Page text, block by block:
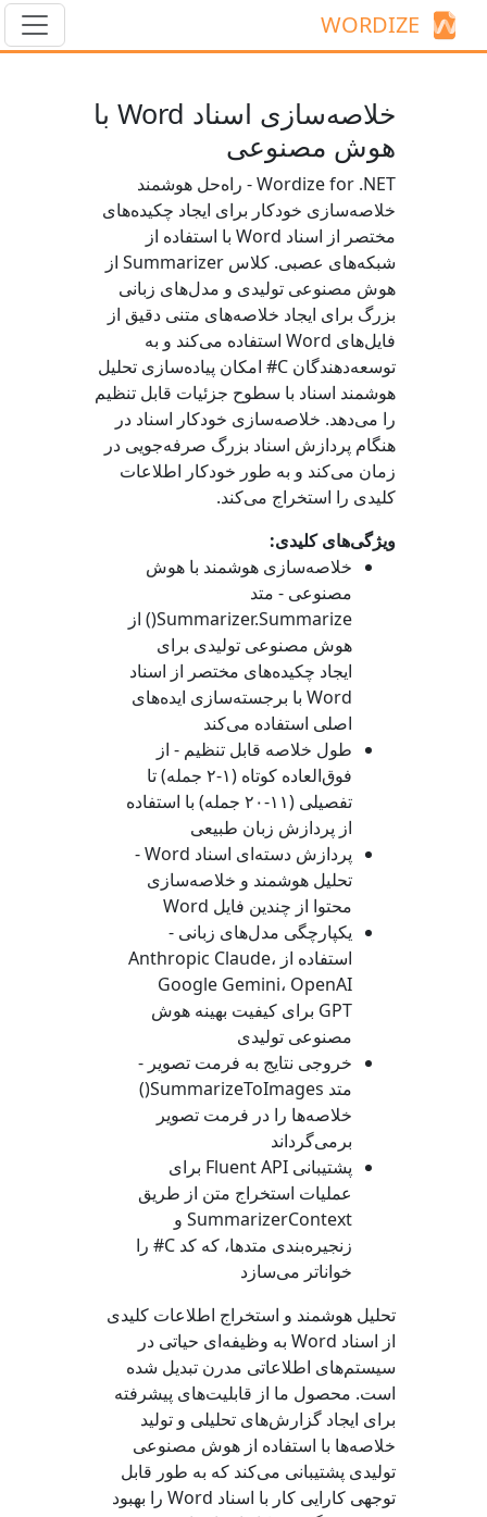
WORDIZE
خلاصه‌سازی اسناد Word با
هوش مصنوعی
Wordize for .NET - راه‌حل هوشمند
خلاصه‌سازی خودکار برای ایجاد چکیده‌های
مختصر از اسناد Word با استفاده از
شبکه‌های عصبی. کلاس Summarizer از
هوش مصنوعی تولیدی و مدل‌های زبانی
بزرگ برای ایجاد خلاصه‌های متنی دقیق از
فایل‌های Word استفاده می‌کند و به
توسعه‌دهندگان C# امکان پیاده‌سازی تحلیل
هوشمند اسناد با سطوح جزئیات قابل تنظیم
را می‌دهد. خلاصه‌سازی خودکار اسناد در
هنگام پردازش اسناد بزرگ صرفه‌جویی در
زمان می‌کند و به طور خودکار اطلاعات
کلیدی را استخراج می‌کند.
ویژگی‌های کلیدی:
خلاصه‌سازی هوشمند با هوش
مصنوعی - متد
Summarizer.Summarize()
از
هوش مصنوعی تولیدی برای
ایجاد چکیده‌های مختصر از اسناد
Word با برجسته‌سازی ایده‌های
اصلی استفاده می‌کند
طول خلاصه قابل تنظیم - از
فوق‌العاده کوتاه (۱-۲ جمله) تا
تفصیلی (۱۱-۲۰ جمله) با استفاده
از پردازش زبان طبیعی
پردازش دسته‌ای اسناد Word -
تحلیل هوشمند و خلاصه‌سازی
محتوا از چندین فایل Word
یکپارچگی مدل‌های زبانی -
استفاده از Anthropic Claude،
Google Gemini، OpenAI
GPT برای کیفیت بهینه هوش
مصنوعی تولیدی
خروجی نتایج به فرمت تصویر -
متد SummarizeToImages()
خلاصه‌ها را در فرمت تصویر
برمی‌گرداند
پشتیبانی Fluent API برای
عملیات استخراج متن از طریق
SummarizerContext و
زنجیره‌بندی متدها، که کد C# را
خوانا‌تر می‌سازد
تحلیل هوشمند و استخراج اطلاعات کلیدی
از اسناد Word به وظیفه‌ای حیاتی در
سیستم‌های اطلاعاتی مدرن تبدیل شده
است. محصول ما از قابلیت‌های پیشرفته
برای ایجاد گزارش‌های تحلیلی و تولید
خلاصه‌ها با استفاده از هوش مصنوعی
تولیدی پشتیبانی می‌کند که به طور قابل
توجهی کارایی کار با اسناد Word را بهبود